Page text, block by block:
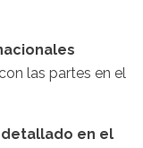
las partes en el
en el